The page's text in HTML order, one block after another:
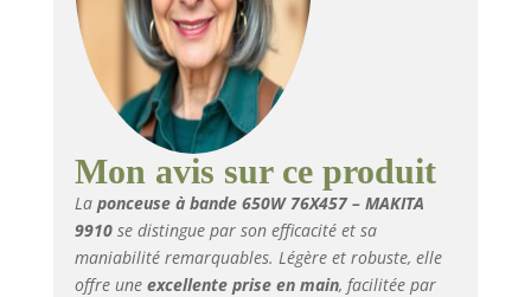
Mon avis sur ce produit
La ponceuse à bande 650W 76X457 – MAKITA
9910se distingue par son efficacité et sa
maniabilité remarquables. Légère et robuste, elle
offre une excellente prise en main, facilitée par